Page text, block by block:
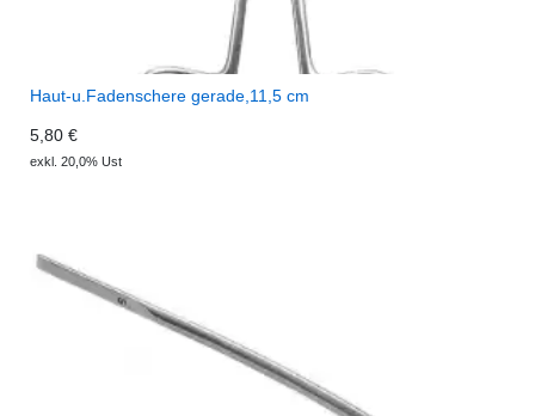
Haut-u.Fadenschere gerade,11,5 cm
5,80 €
exkl. 20,0% Ust